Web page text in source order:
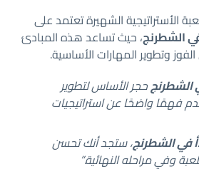
الأستراتيجية الشهيرة تعتمد على
، حيث تساعد هذه المبادئ
وتطوير المهارات الأساسية.
حجر الأساس لتطوير
فهمًا واضحًا عن استراتيجيات
، ستجد أنك تحسن
وفي مراحله النهائية.”